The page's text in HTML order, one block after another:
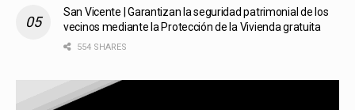
San Vicente | Garantizan la seguridad patrimonial de los
vecinos mediante la Protección de la Vivienda gratuita
554 SHARES